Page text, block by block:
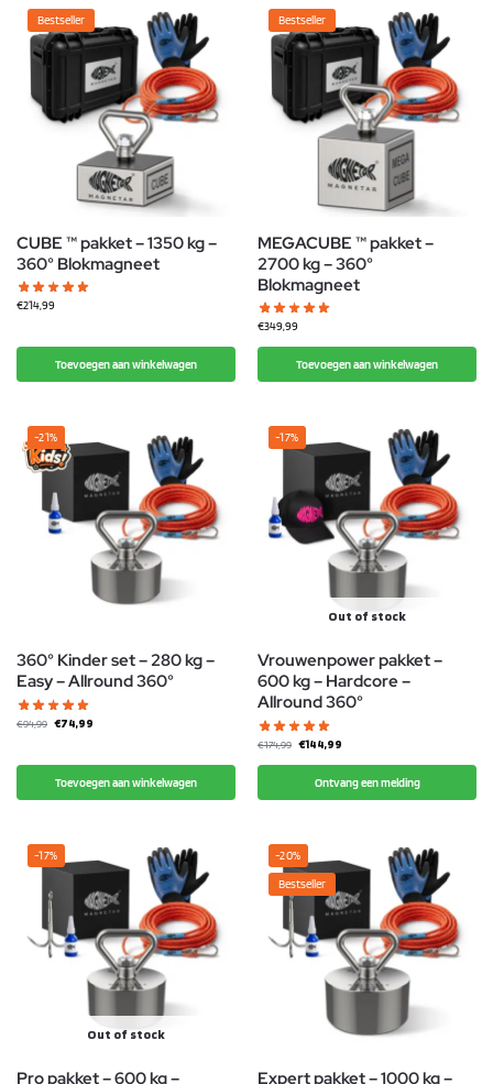
Bestseller
CUBE ™ pakket – 1350 kg –
360° Blokmagneet
€214,99
Toevoegen aan winkelwagen
Bestseller
MEGACUBE ™ pakket –
2700 kg – 360°
Blokmagneet
€349,99
Toevoegen aan winkelwagen
-21%
360° Kinder set – 280 kg –
Easy – Allround 360°
€94,99 €74,99
Toevoegen aan winkelwagen
-17%
Out of stock
Vrouwenpower pakket –
600 kg – Hardcore –
Allround 360°
€174,99 €144,99
Ontvang een melding
-17%
Out of stock
Pro pakket – 600 kg –
-20%
Bestseller
Expert pakket – 1000 kg –